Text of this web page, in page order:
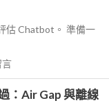
估 Chatbot。 準備一
言
：Air Gap 與離線